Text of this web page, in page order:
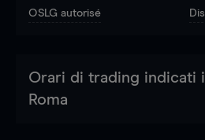
OSLG autorisé
Orari di trading indicati
Roma